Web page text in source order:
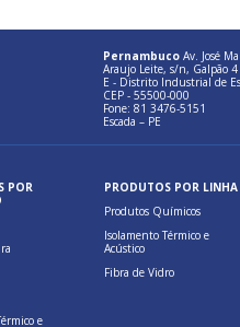
Pernambuco Av. José
Araujo Leite, s/n, Galpão 4
E - Distrito Industrial de
CEP - 55500-000
Fone: 81 3476-5151
Escada – PE
POR
e
PRODUTOS POR LINHA
Produtos Químicos
Isolamento Térmico e
Acústico
Fibra de Vidro